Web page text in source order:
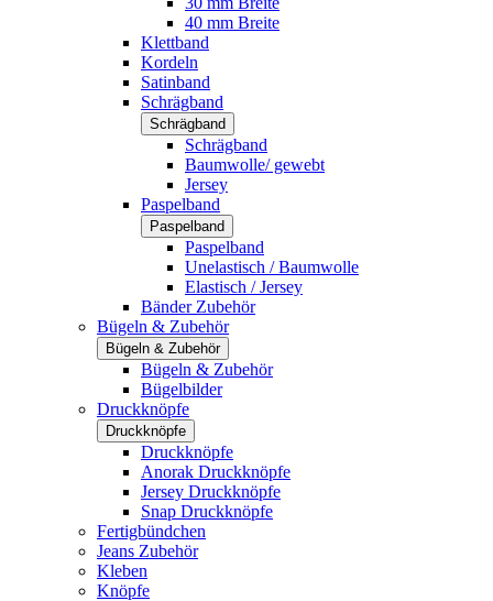
40 mm Breite
Klettband
Kordeln
Satinband
Schrägband
Schrägband
Schrägband
Baumwolle/ gewebt
Jersey
Paspelband
Paspelband
Paspelband
Unelastisch / Baumwolle
Elastisch / Jersey
Bänder Zubehör
Bügeln & Zubehör
Bügeln & Zubehör
Bügeln & Zubehör
Bügelbilder
Druckknöpfe
Druckknöpfe
Druckknöpfe
Anorak Druckknöpfe
Jersey Druckknöpfe
Snap Druckknöpfe
Fertigbündchen
Jeans Zubehör
Kleben
Knöpfe